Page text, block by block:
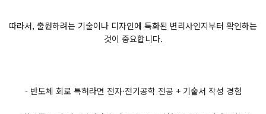
따라서, 출원하려는 기술이나 디자인에 특화된 변리사인지부터 확인하는
것이 중요합니다.
- 반도체 회로 특허라면 전자·전기공학 전공 + 기술서 작성 경험